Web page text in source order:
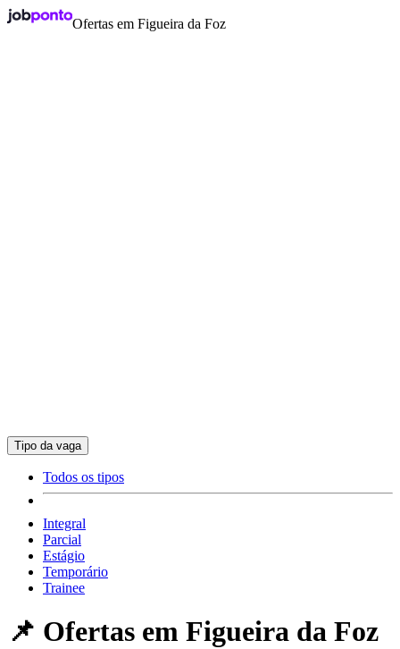
Ofertas em Figueira da Foz
Tipo da vaga
Todos os tipos
Integral
Parcial
Estágio
Temporário
Trainee
📌 Ofertas em Figueira da Foz